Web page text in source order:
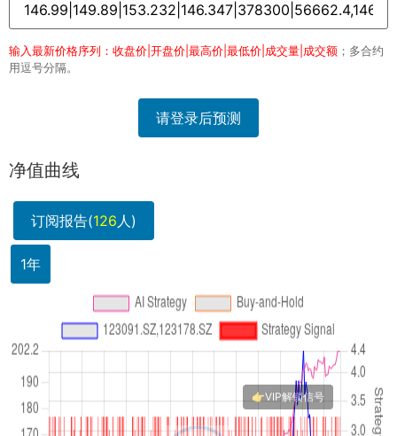
输入最新价格序列：收盘价|开盘价|最高价|最低价|成交量|成交额 ；多合约
用逗号分隔。
请登录后预测
净值曲线
订阅报告(126人)
1年